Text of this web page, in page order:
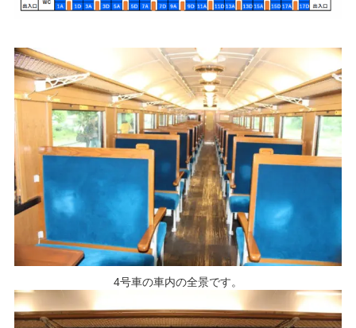
4号車の車内の全景です。